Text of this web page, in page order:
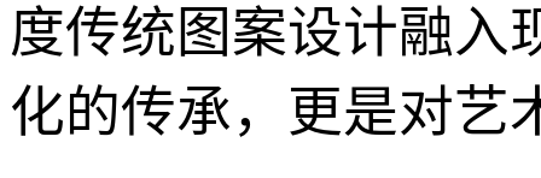
度传统图案设计融入
化的传承，更是对艺